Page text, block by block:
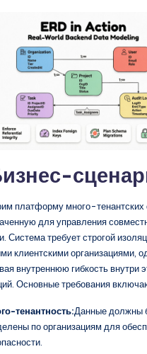
платформу много-тенантских
для управления
Система требует строгой
клиентскими организациями,
внутреннюю гибкость внутри
Основные требования
тенантность:Данные должны
по организациям для